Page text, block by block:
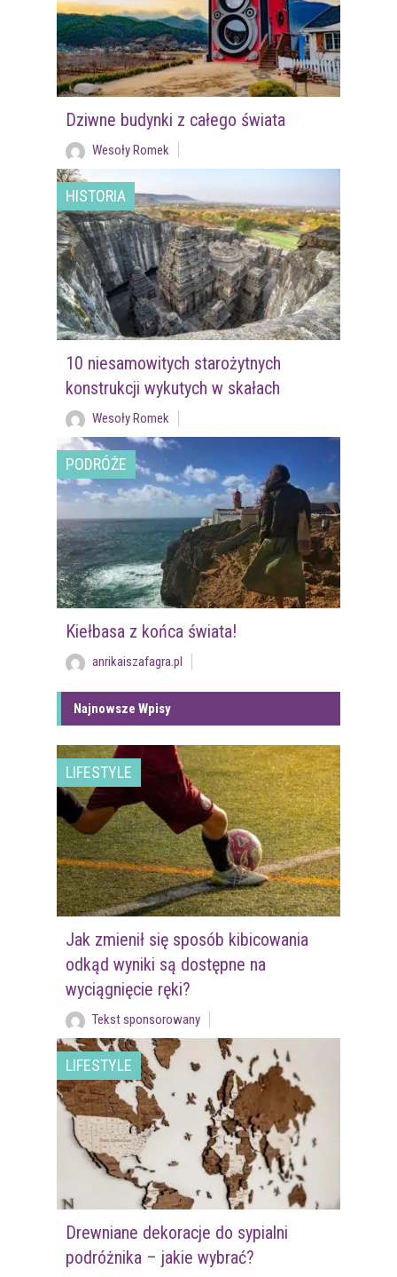
Dziwne budynki z całego świata
Wesoły Romek
HISTORIA
10 niesamowitych starożytnych
konstrukcji wykutych w skałach
Wesoły Romek
PODRÓŻE
Kiełbasa z końca świata!
anrikaiszafagra.pl
Najnowsze Wpisy
LIFESTYLE
Jak zmienił się sposób kibicowania
odkąd wyniki są dostępne na
wyciągnięcie ręki?
Tekst sponsorowany
LIFESTYLE
Drewniane dekoracje do sypialni
podróżnika – jakie wybrać?